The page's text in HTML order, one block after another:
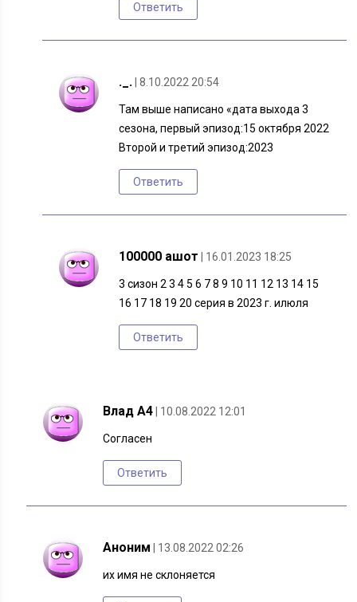
Ответить
._. | 8.10.2022 20:54
Там выше написано «дата выхода 3
сезона, первый эпизод:15 октября 2022
Второй и третий эпизод:2023
Ответить
100000 ашот | 16.01.2023 18:25
3 сизон 2 3 4 5 6 7 8 9 10 11 12 13 14 15
16 17 18 19 20 серия в 2023 г. илюля
Ответить
Влад А4 | 10.08.2022 12:01
Согласен
Ответить
Аноним | 13.08.2022 02:26
их имя не склоняется